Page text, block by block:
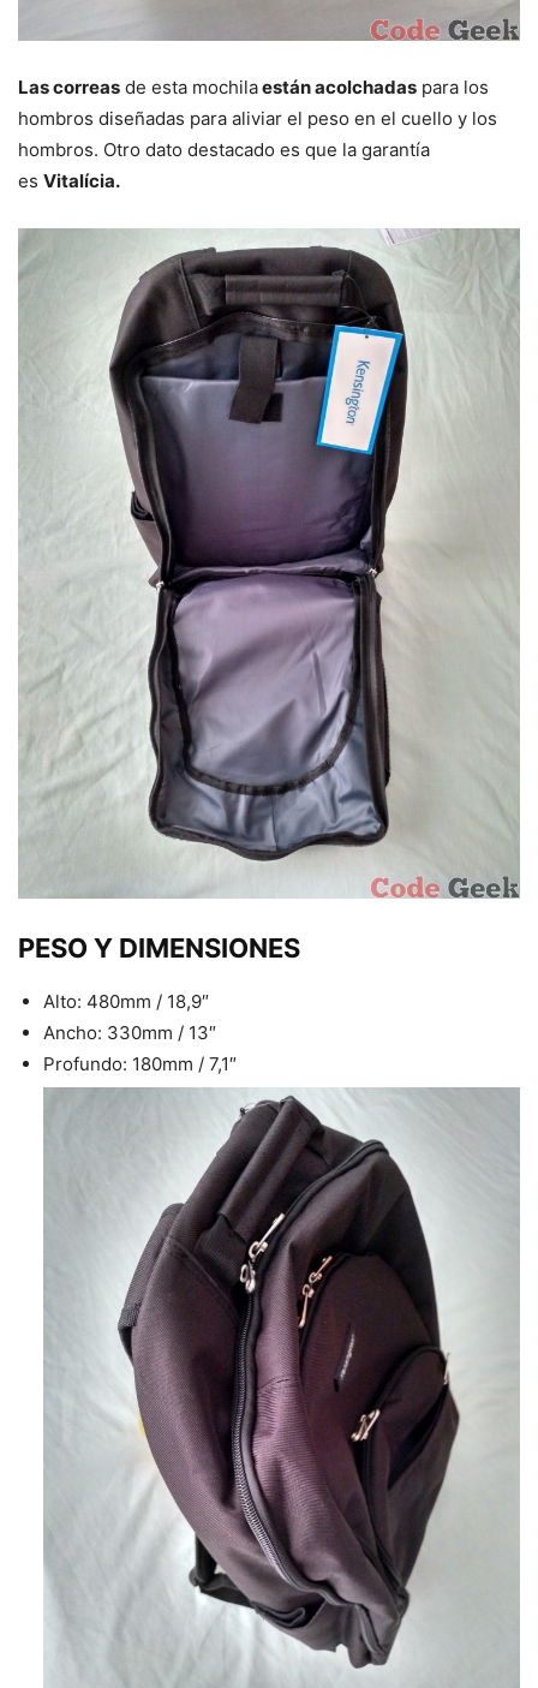
Las correas de esta mochilaestán acolchadas para los
hombros diseñadas para aliviar el peso en el cuello y los
hombros. Otro dato destacado es que la garantía
es Vitalícia.
PESO Y DIMENSIONES
Alto: 480mm / 18,9″
Ancho: 330mm / 13″
Profundo: 180mm / 7,1″